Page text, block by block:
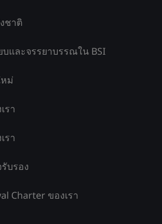
ชาติ
และจรรยาบรรณใน BSI
ม่
รา
รา
บรอง
Charter ของเรา